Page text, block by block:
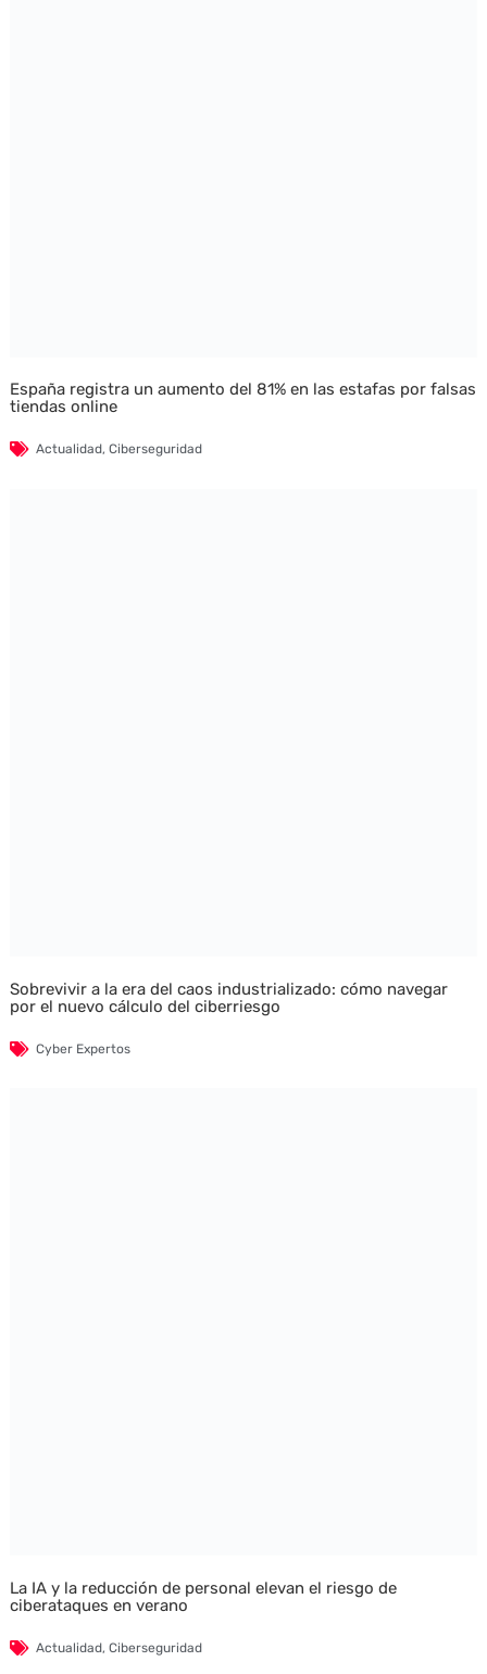
España registra un aumento del 81% en las estafas por falsas
tiendas online
Actualidad, Ciberseguridad
Sobrevivir a la era del caos industrializado: cómo navegar
por el nuevo cálculo del ciberriesgo
Cyber Expertos
La IA y la reducción de personal elevan el riesgo de
ciberataques en verano
Actualidad, Ciberseguridad